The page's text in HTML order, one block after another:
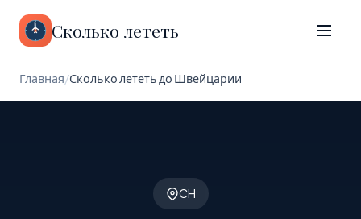
Сколько лететь
Главная/Сколько лететь до Швейцарии
CH